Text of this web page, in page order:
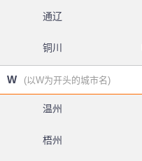
通辽
铜川
W (以W为开头的城市名)
温州
梧州